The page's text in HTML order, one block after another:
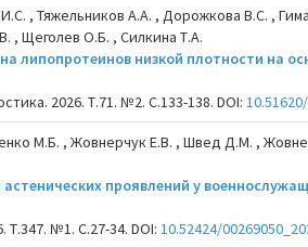
, Тяжельников А.А. , Дорожкова В.С. ,
, Щеголев О.Б. , Силкина Т.А.
липопротеинов низкой плотности на
2026. Т.71. №2. С.133-138. DOI:
М.Б. , Жовнерчук Е.В. , Швед Д.М. ,
проявлений у
№1. С.27-34. DOI: 10.52424/